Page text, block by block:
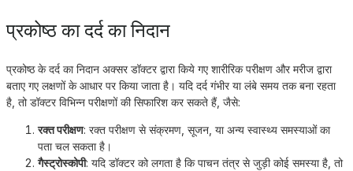
प्रकोष्ठ का दर्द का निदान
प्रकोष्ठ के दर्द का निदान अक्सर डॉक्टर द्वारा किये गए शारीरिक परीक्षण और मरीज द्वारा
बताए गए लक्षणों के आधार पर किया जाता है। यदि दर्द गंभीर या लंबे समय तक बना रहता
है, तो डॉक्टर विभिन्न परीक्षणों की सिफारिश कर सकते हैं, जैसे:
रक्त परीक्षण: रक्त परीक्षण से संक्रमण, सूजन, या अन्य स्वास्थ्य समस्याओं का
पता चल सकता है।
गैस्ट्रोस्कोपी: यदि डॉक्टर को लगता है कि पाचन तंत्र से जुड़ी कोई समस्या है, तो